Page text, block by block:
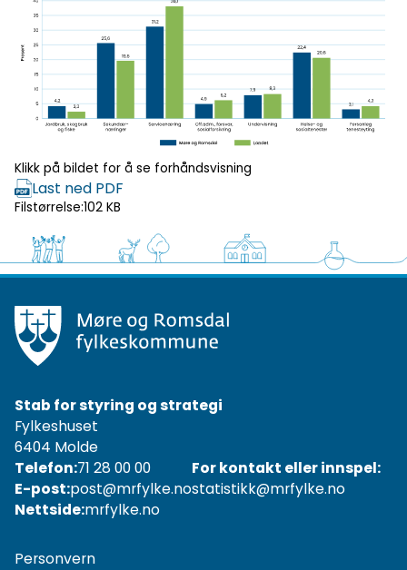
Klikk for
forhåndsvisning
Klikk på bildet for å se forhåndsvisning
Last ned PDF
Filstørrelse:102 KB
Stab for styring og strategi
Fylkeshuset
6404 Molde
Telefon:71 28 00 00
E-post:post@mrfylke.no
Nettside:mrfylke.no
For kontakt eller innspel:
statistikk@mrfylke.no
Personvern